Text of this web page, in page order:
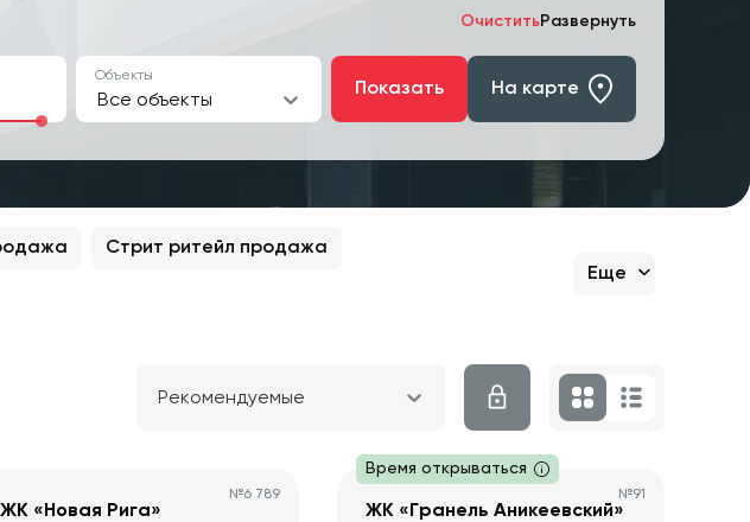
ОчиститьРазвернуть
Объекты
Все объекты Показать На карте
Стрит ритейл продажа
Еще
Рекомендуемые
№6 789
ЖК «Новая Рига»
Время открываться
№91
ЖК «Гранель Аникеевский»